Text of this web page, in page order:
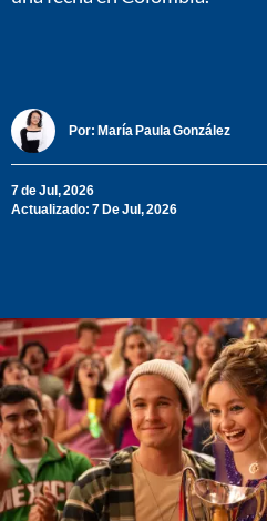
Por: María Paula González
7 de Jul, 2026
Actualizado: 7 De Jul, 2026